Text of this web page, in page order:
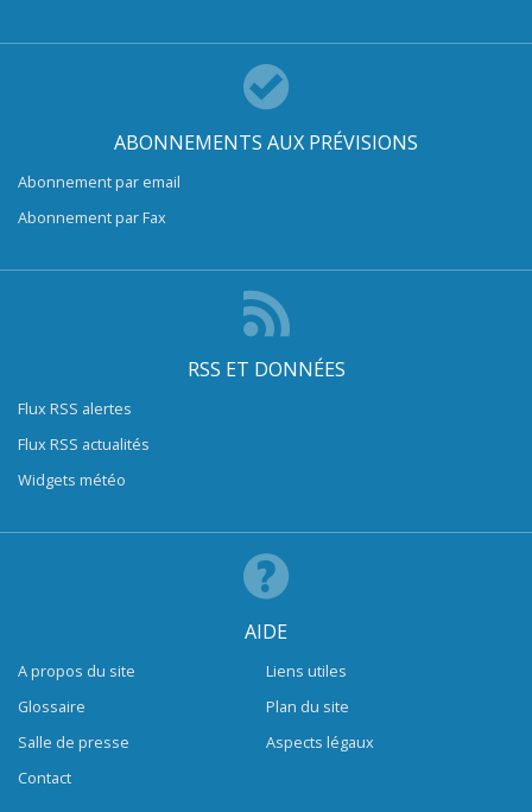
ABONNEMENTS AUX PRÉVISIONS
Abonnement par email
Abonnement par Fax
RSS ET DONNÉES
Flux RSS alertes
Flux RSS actualités
Widgets météo
AIDE
A propos du site
Glossaire
Salle de presse
Contact
Liens utiles
Plan du site
Aspects légaux